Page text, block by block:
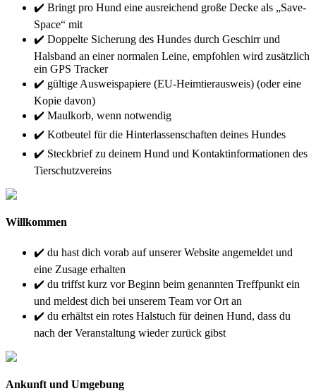
✔️ Bringt pro Hund eine ausreichend große Decke als „Save-
Space“ mit
✔️ Doppelte Sicherung des Hundes durch Geschirr und
Halsband an einer normalen Leine, empfohlen wird zusätzlich
ein GPS Tracker
✔️ gültige Ausweispapiere (EU-Heimtierausweis) (oder eine
Kopie davon)
✔️ Maulkorb, wenn notwendig
✔️ Kotbeutel für die Hinterlassenschaften deines Hundes
✔️ Steckbrief zu deinem Hund und Kontaktinformationen des
Tierschutzvereins
Willkommen
✔️ du hast dich vorab auf unserer Website angemeldet und
eine Zusage erhalten
✔️ du triffst kurz vor Beginn beim genannten Treffpunkt ein
und meldest dich bei unserem Team vor Ort an
✔️ du erhältst ein rotes Halstuch für deinen Hund, dass du
nach der Veranstaltung wieder zurück gibst
Ankunft und Umgebung